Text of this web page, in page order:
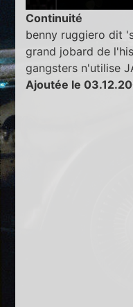
Continuité
benny ruggiero dit
grand jobard de
gangsters n'utilise
Ajoutée le